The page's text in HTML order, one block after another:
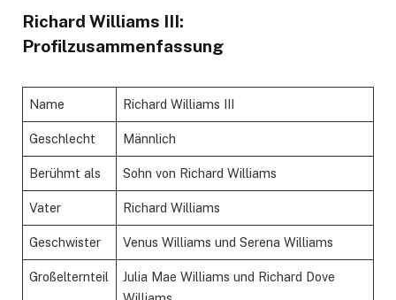
Richard Williams III:
Profilzusammenfassung
Name Richard Williams III
Geschlecht Männlich
Berühmt als Sohn von Richard Williams
Vater Richard Williams
Geschwister Venus Williams und Serena Williams
Großelternteil
Julia Mae Williams und Richard Dove